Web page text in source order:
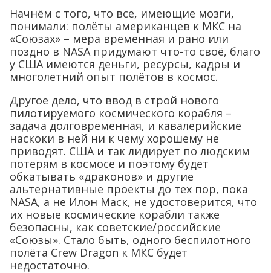
Начнём с того, что все, имеющие мозги,
понимали: полёты американцев к МКС на
«Союзах» – мера временная и рано или
поздно в NASA придумают что-то своё, благо
у США имеются деньги, ресурсы, кадры и
многолетний опыт полётов в космос.
Другое дело, что ввод в строй нового
пилотируемого космического корабля –
задача долговременная, и кавалерийские
наскоки в ней ни к чему хорошему не
приводят. США и так лидирует по людским
потерям в космосе и поэтому будет
обкатывать «драконов» и другие
альтернативные проекты до тех пор, пока
NASA, а не Илон Маск, не удостоверится, что
их новые космические корабли также
безопасны, как советские/российские
«Союзы». Стало быть, одного беспилотного
полёта Crew Dragon к МКС будет
недостаточно.